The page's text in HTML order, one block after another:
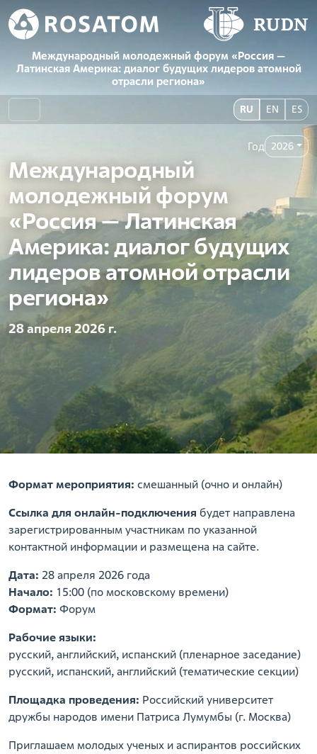
Международный молодежный форум «Россия —
Латинская Америка: диалог будущих лидеров атомной
отрасли региона»
RU EN ES
Год 2026
Международный
молодежный форум
«Россия — Латинская
Америка: диалог будущих
лидеров атомной отрасли
региона»
28 апреля 2026 г.
Формат мероприятия: смешанный (очно и онлайн)
Ссылка для онлайн-подключения будет направлена
зарегистрированным участникам по указанной
контактной информации и размещена на сайте.
Дата: 28 апреля 2026 года
Начало: 15:00 (по московскому времени)
Формат: Форум
Рабочие языки:
русский, английский, испанский (пленарное заседание)
русский, испанский, английский (тематические секции)
Площадка проведения: Российский университет
дружбы народов имени Патриса Лумумбы (г. Москва)
Приглашаем молодых ученых и аспирантов российских